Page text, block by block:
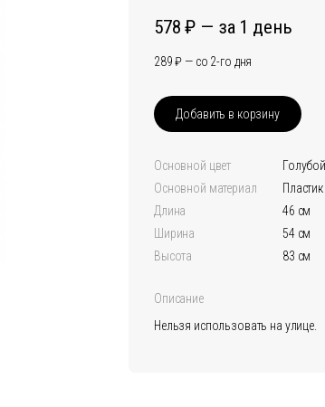
578 за 1 день
289 со 2-го дня
Добавить в корзину
Основной цвет
голубой
Основной материал
Пластик
Длина
46 см
Ширина
54 см
Высота
83 см
Описание
Нельзя использовать на улице.